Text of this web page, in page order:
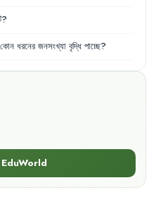
?
কোন ধরনের জনসংখ্যা বৃদ্ধি পাচ্ছে?